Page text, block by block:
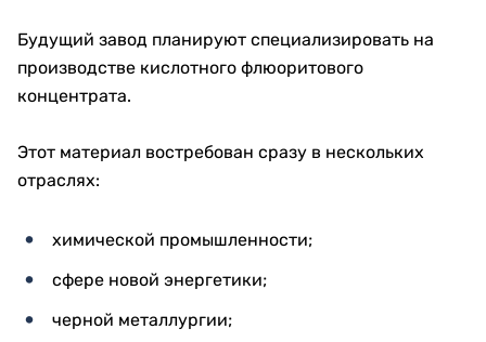
Будущий завод планируют специализировать на
производстве кислотного флюоритового
концентрата.
Этот материал востребован сразу в нескольких
отраслях:
химической промышленности;
сфере новой энергетики;
черной металлургии;